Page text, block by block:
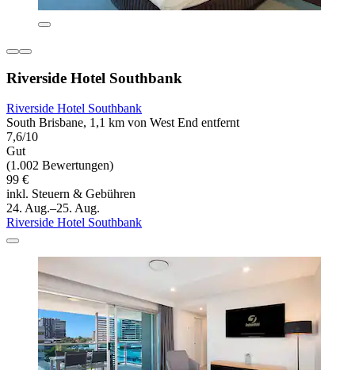
Riverside Hotel Southbank
Riverside Hotel Southbank
South Brisbane, 1,1 km von West End entfernt
7,6/10
Gut
(1.002 Bewertungen)
99 €
inkl. Steuern & Gebühren
24. Aug.–25. Aug.
Riverside Hotel Southbank